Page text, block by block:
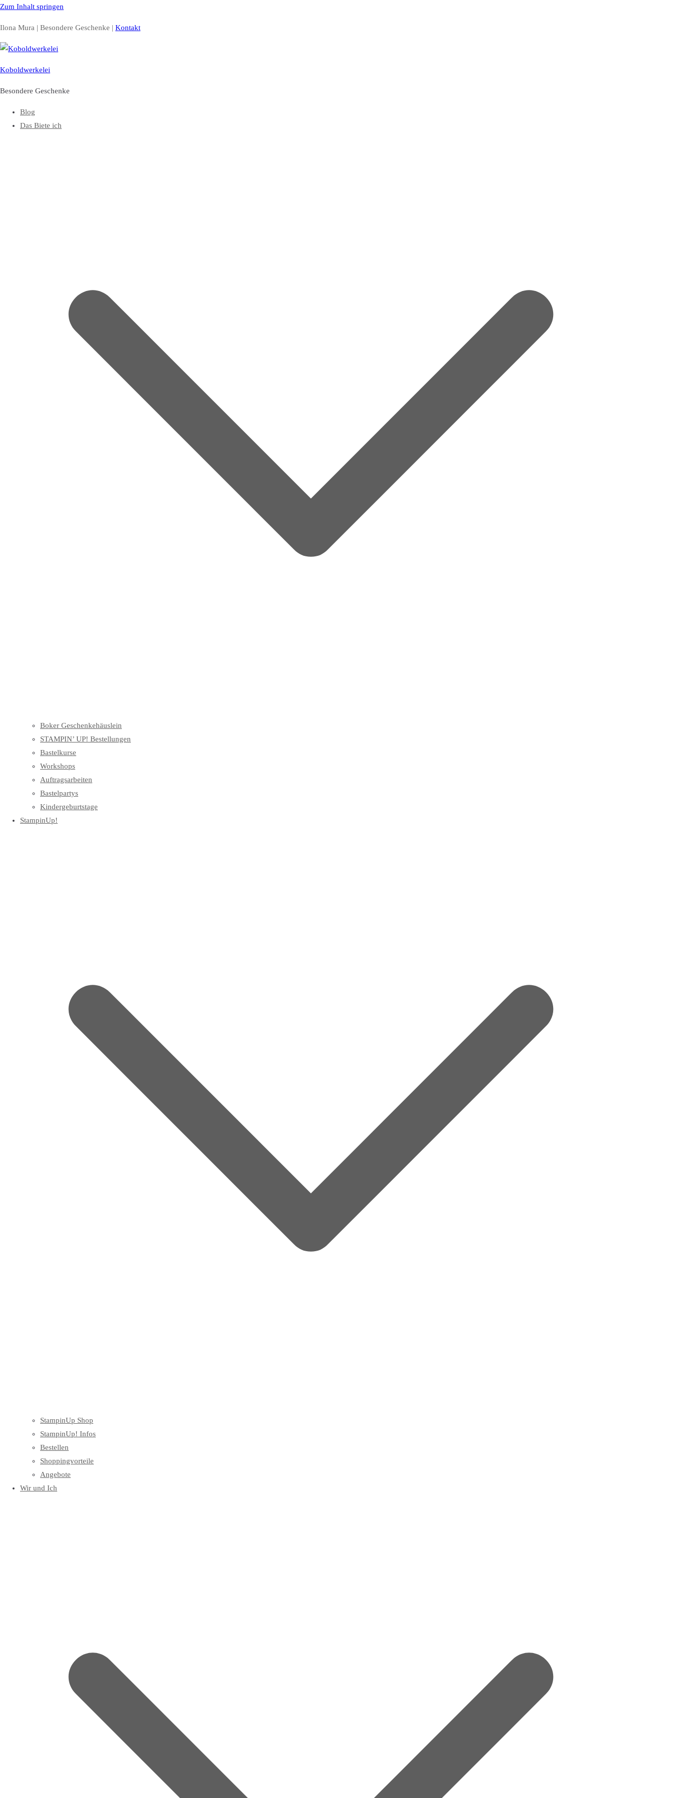
Zum Inhalt springen
Ilona Mura | Besondere Geschenke | Kontakt
Koboldwerkelei
Besondere Geschenke
Blog
Das Biete ich
Boker Geschenkehäuslein
STAMPIN’ UP! Bestellungen
Bastelkurse
Workshops
Auftragsarbeiten
Bastelpartys
Kindergeburtstage
StampinUp!
StampinUp Shop
StampinUp! Infos
Bestellen
Shoppingvorteile
Angebote
Wir und Ich